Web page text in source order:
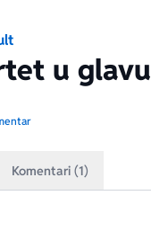
u glavu
Komentari (1)